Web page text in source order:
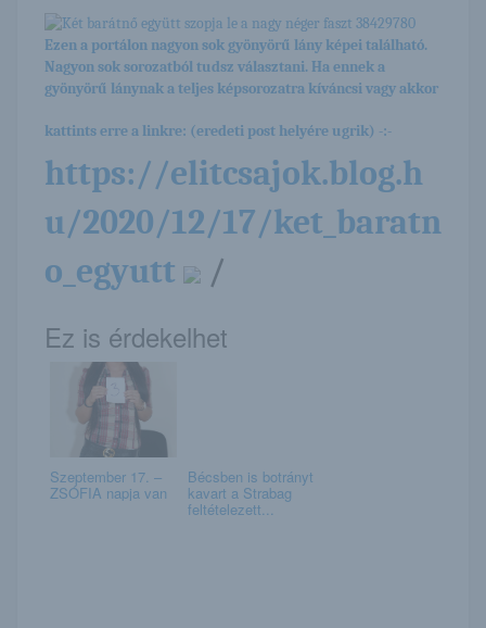
Ezen a portálon nagyon sok gyönyörű lány képei található.
Nagyon sok sorozatból tudsz választani. Ha ennek a
gyönyörű lánynak a teljes képsorozatra kíváncsi vagy akkor
kattints erre a linkre: (eredeti post helyére ugrik) -:-
https://elitcsajok.blog.h
u/2020/12/17/ket_baratn
o_egyutt
/
Ez is érdekelhet
Szeptember 17. –
ZSÓFIA napja van
Bécsben is botrányt
kavart a Strabag
feltételezett...